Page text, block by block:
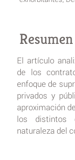
Resumen
El artículo
de los
enfoque de
privados y
aproximación
los distintos
naturaleza del